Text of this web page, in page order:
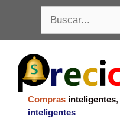
contenido
Compras inteligentes,
inteligentes